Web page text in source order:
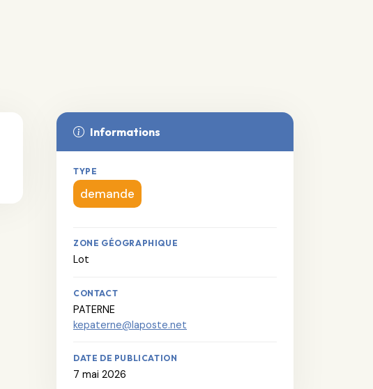
Informations
TYPE
demande
ZONE GÉOGRAPHIQUE
Lot
CONTACT
PATERNE
kepaterne@laposte.net
DATE DE PUBLICATION
7 mai 2026